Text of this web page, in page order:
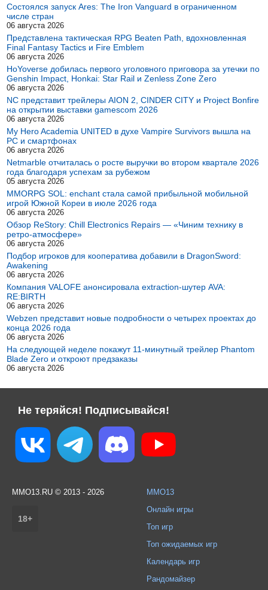
Состоялся запуск Ares: The Iron Vanguard в ограниченном
числе стран
06 августа 2026
Представлена тактическая RPG Beaten Path, вдохновленная
Final Fantasy Tactics и Fire Emblem
06 августа 2026
HoYoverse добилась первого уголовного приговора за утечки по
Genshin Impact, Honkai: Star Rail и Zenless Zone Zero
06 августа 2026
NC представит трейлеры AION 2, CINDER CITY и Project Bonfire
на открытии выставки gamescom 2026
06 августа 2026
My Hero Academia UNITED в духе Vampire Survivors вышла на
PC и смартфонах
06 августа 2026
Netmarble отчиталась о росте выручки во втором квартале 2026
года благодаря успехам за рубежом
05 августа 2026
MMORPG SOL: enchant стала самой прибыльной мобильной
игрой Южной Кореи в июле 2026 года
06 августа 2026
Обзор ReStory: Chill Electronics Repairs — «Чиним технику в
ретро-атмосфере»
06 августа 2026
Подбор игроков для кооператива добавили в DragonSword:
Awakening
06 августа 2026
Компания VALOFE анонсировала extraction-шутер AVA:
RE:BIRTH
06 августа 2026
Webzen представит новые подробности о четырех проектах до
конца 2026 года
06 августа 2026
На следующей неделе покажут 11-минутный трейлер Phantom
Blade Zero и откроют предзаказы
06 августа 2026
Не теряйся! Подписывайся!
MMO13.RU © 2013 - 2026
18+
MMO13
Онлайн игры
Топ игр
Топ ожидаемых игр
Календарь игр
Рандомайзер